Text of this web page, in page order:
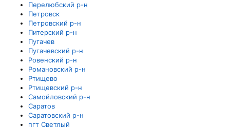
Перелюбский р-н
Петровск
Петровский р-н
Питерский р-н
Пугачев
Пугачевский р-н
Ровенский р-н
Романовский р-н
Ртищево
Ртищевский р-н
Самойловский р-н
Саратов
Саратовский р-н
пгт Светлый